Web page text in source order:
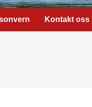
Kontakt oss